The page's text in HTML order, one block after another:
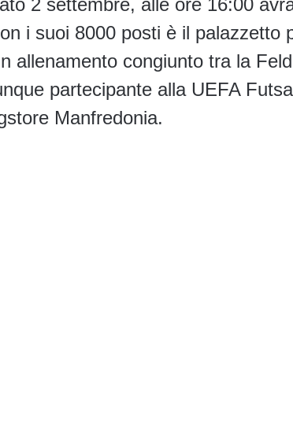
i suoi 8000 posti è il palazzetto
allenamento congiunto tra la
partecipante alla UEFA
Manfredonia.